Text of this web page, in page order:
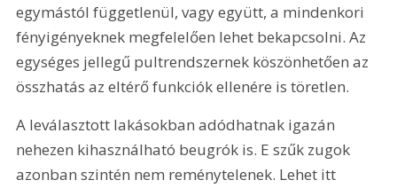
egymástól függetlenül, vagy együtt, a mindenkori
fényigényeknek megfelelően lehet bekapcsolni. Az
egységes jellegű pultrendszernek köszönhetően az
összhatás az eltérő funkciók ellenére is töretlen.
A leválasztott lakásokban adódhatnak igazán
nehezen kihasználható beugrók is. E szűk zugok
azonban szintén nem reménytelenek. Lehet itt